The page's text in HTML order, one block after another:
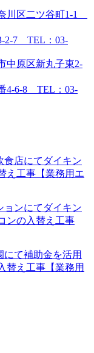
川区二ツ谷町1-1
2-7 TEL：03-
中原区新丸子東2-
4-6-8 TEL：03-
食店にてダイキン
え工事【業務用エ
ョンにてダイキン
ンの入替え工事
て補助金を活用
替え工事【業務用